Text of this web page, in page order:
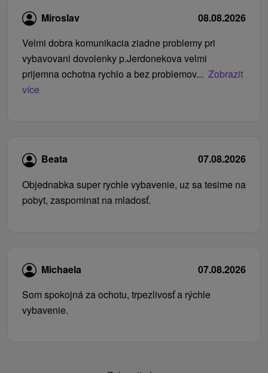
Miroslav
08.08.2026
Velmi dobra komunikacia ziadne problemy pri
vybavovani dovolenky p.Jerdonekova velmi
prijemna ochotna rychlo a bez problemov... Zobrazit
více
Beata
07.08.2026
Objednabka super rychle vybavenie, uz sa tesime na
pobyt, zaspominat na mladosť.
Michaela
07.08.2026
Som spokojná za ochotu, trpezlivosť a rýchle
vybavenie.